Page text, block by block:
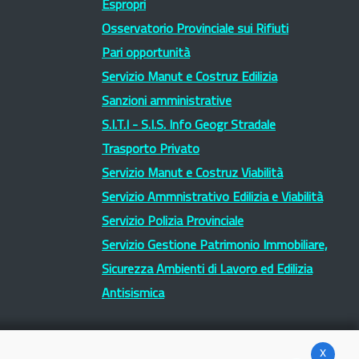
Espropri
Osservatorio Provinciale sui Rifiuti
Pari opportunità
Servizio Manut e Costruz Edilizia
Sanzioni amministrative
S.I.T.I - S.I.S. Info Geogr Stradale
Trasporto Privato
Servizio Manut e Costruz Viabilità
Servizio Ammnistrativo Edilizia e Viabilità
Servizio Polizia Provinciale
Servizio Gestione Patrimonio Immobiliare,
Sicurezza Ambienti di Lavoro ed Edilizia
Antisismica
x